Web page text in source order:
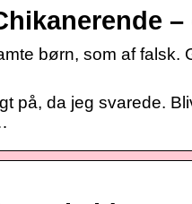
børn, som af falsk.
på, da jeg svarede.